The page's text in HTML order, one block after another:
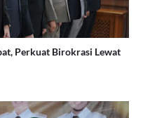
Perkuat Birokrasi Lewat